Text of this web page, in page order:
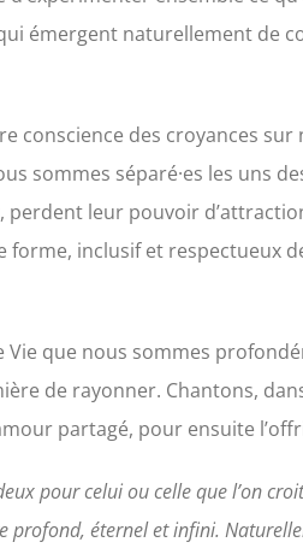
émergent naturellement de
conscience des croyances sur
sommes séparé·es les uns
leur pouvoir
inclusif et respectueux
Vie que nous sommes
de rayonner. Chantons,
partagé, pour ensuite
pour celui ou celle que l’on
profond, éternel et infini.